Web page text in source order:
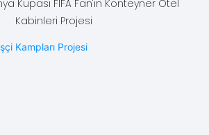
Kupası FIFA Fan'ın Konteyner Otel
Kabinleri Projesi